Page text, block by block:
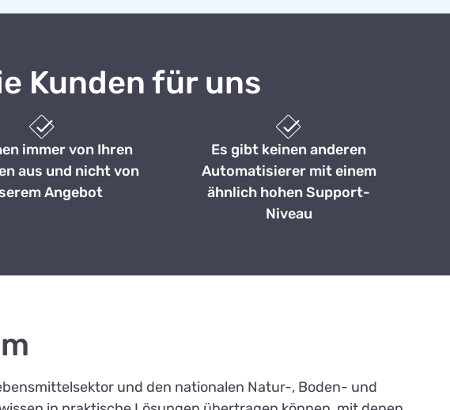
Kunden für uns
immer von Ihren
aus und nicht von
Angebot
Es gibt keinen anderen
Automatisierer mit einem
ähnlich hohen Support-
Niveau
und den nationalen Natur-, Boden- und